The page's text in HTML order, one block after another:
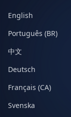
English
Português (BR)
中文
Deutsch
Français (CA)
Svenska